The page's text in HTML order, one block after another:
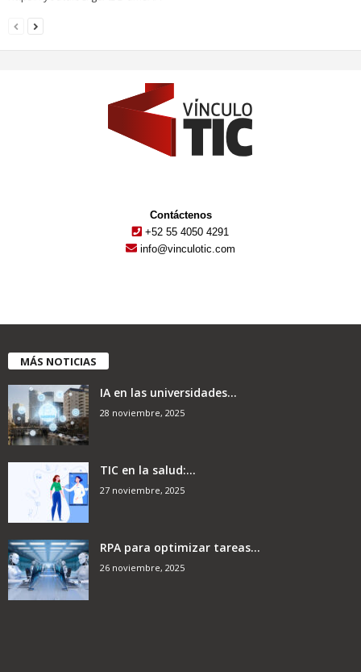
Contáctenos
+52 55 4050 4291
info@vinculotic.com
MÁS NOTICIAS
IA en las universidades...
28 noviembre, 2025
TIC en la salud:...
27 noviembre, 2025
RPA para optimizar tareas...
26 noviembre, 2025